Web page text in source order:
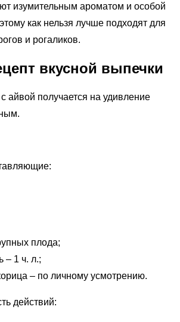
изумительным ароматом и особой
как нельзя лучше подходят для
и рогаликов.
вкусной выпечки
айвой получается на удивление
плода;
– 1 ч. л.;
– по личному усмотрению.
действий: